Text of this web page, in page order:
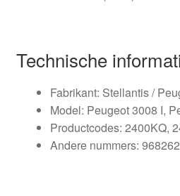
Technische
Fabrikant: Stellantis /
Model: Peugeot 3008 I,
Productcodes: 2400KQ,
Andere nummers: